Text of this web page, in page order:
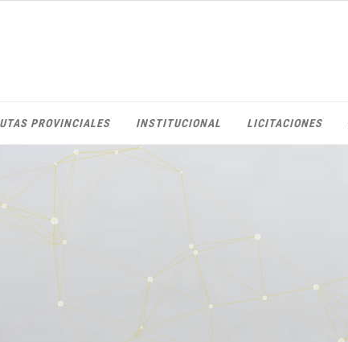
PROVINCIALES INSTITUCIONAL LICITACIONES